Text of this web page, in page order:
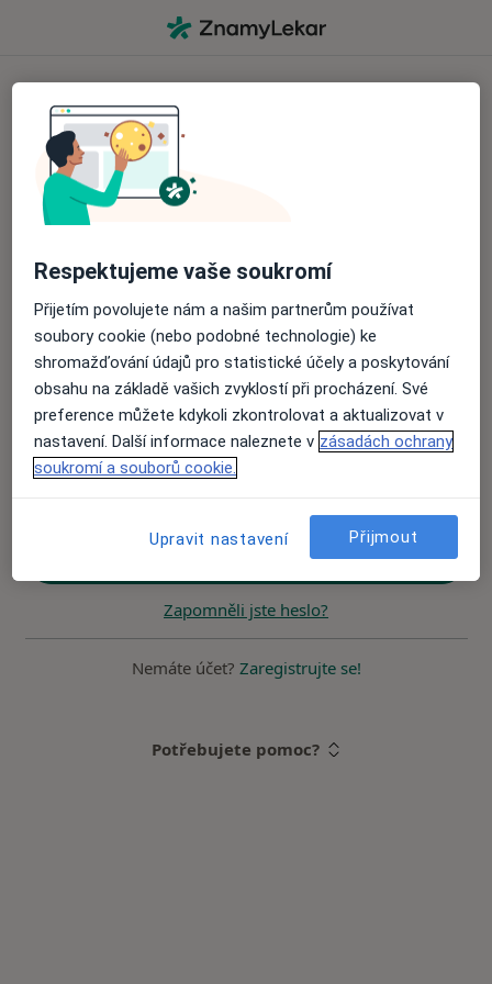
Přihlašte se k svému účtu
Prostřednictvím sociálních médií
Pokračovat s Googlem
Pokračovat přes Apple
Přes přihlašovací formulář
Zapomněli jste heslo?
Nemáte účet? Zaregistrujte se!
Potřebujete pomoc?
Respektujeme vaše soukromí
Přijetím povolujete nám a našim partnerům používat
soubory cookie (nebo podobné technologie) ke
shromažďování údajů pro statistické účely a poskytování
obsahu na základě vašich zvyklostí při procházení. Své
preference můžete kdykoli zkontrolovat a aktualizovat v
nastavení. Další informace naleznete v zásadách ochrany
soukromí a souborů cookie.
Upravit nastavení Přijmout